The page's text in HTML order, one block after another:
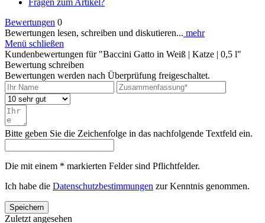
Bewertungen 0
Bewertungen lesen, schreiben und diskutieren... mehr
Menü schließen
Kundenbewertungen für "Baccini Gatto in Weiß | Katze | 0,5 l"
Bewertung schreiben
Bewertungen werden nach Überprüfung freigeschaltet.
Bitte geben Sie die Zeichenfolge in das nachfolgende Textfeld ein.
Die mit einem * markierten Felder sind Pflichtfelder.
Ich habe die Datenschutzbestimmungen zur Kenntnis genommen.
Speichern
Zuletzt angesehen